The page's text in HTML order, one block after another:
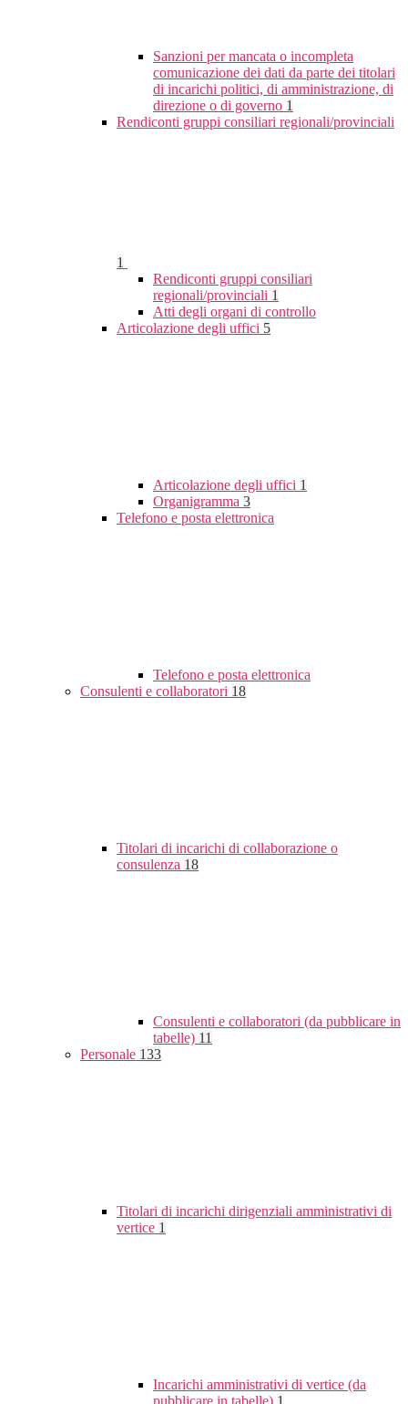
Sanzioni per mancata o incompleta
comunicazione dei dati da parte dei titolari
di incarichi politici, di amministrazione, di
direzione o di governo 1
Rendiconti gruppi consiliari regionali/provinciali
1
Rendiconti gruppi consiliari
regionali/provinciali 1
Atti degli organi di controllo
Articolazione degli uffici 5
Articolazione degli uffici 1
Organigramma 3
Telefono e posta elettronica
Telefono e posta elettronica
Consulenti e collaboratori 18
Titolari di incarichi di collaborazione o
consulenza 18
Consulenti e collaboratori (da pubblicare in
tabelle) 11
Personale 133
Titolari di incarichi dirigenziali amministrativi di
vertice 1
Incarichi amministrativi di vertice (da